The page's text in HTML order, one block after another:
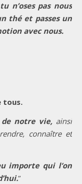
n’oses pas nous
thé et passes un
avec nous.
tous.
notre vie, ainsi
connaître et
importe qui l’on
”